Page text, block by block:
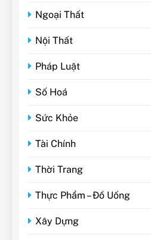
Ngoại Thất
Nội Thất
Pháp Luật
Số Hoá
Sức Khỏe
Tài Chính
Thời Trang
Thực Phẩm – Đồ Uống
Xây Dựng